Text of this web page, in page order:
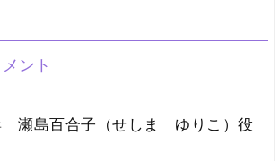
ント
瀬島百合子（せしま ゆりこ）役